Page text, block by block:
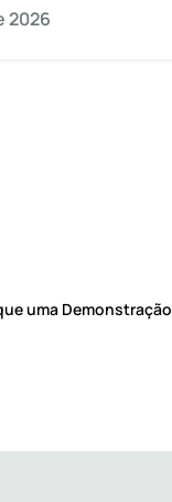
2026
uma Demonstração